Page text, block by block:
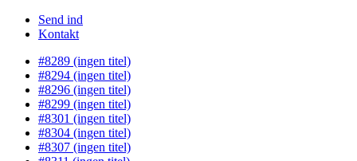
Send ind
Kontakt
#8289 (ingen titel)
#8294 (ingen titel)
#8296 (ingen titel)
#8299 (ingen titel)
#8301 (ingen titel)
#8304 (ingen titel)
#8307 (ingen titel)